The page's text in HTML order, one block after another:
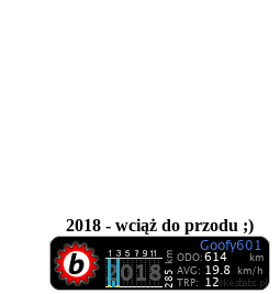
2018 - wciąż do przodu ;)